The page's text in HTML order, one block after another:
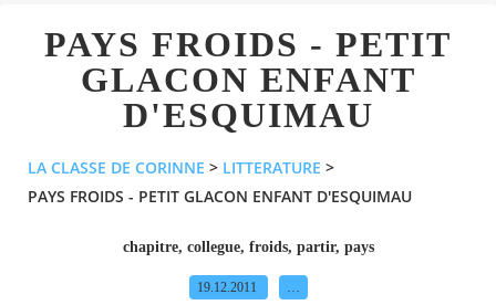
PAYS FROIDS - PETIT
GLACON ENFANT
D'ESQUIMAU
LA CLASSE DE CORINNE > LITTERATURE >
PAYS FROIDS - PETIT GLACON ENFANT D'ESQUIMAU
chapitre, collegue, froids, partir, pays
19.12.2011